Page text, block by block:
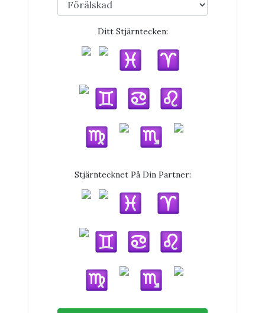
Ditt Stjärntecken:
Stjärntecknet På Din Partner: